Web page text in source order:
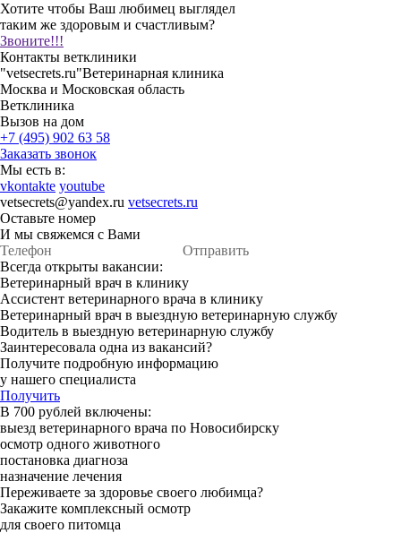
Хотите чтобы Ваш любимец выглядел
таким же здоровым и счастливым?
Звоните!!!
Контакты ветклиники
"vetsecrets.ru"Ветеринарная клиника
Москва и Московская область
Ветклиника
Вызов на дом
+7 (495) 902 63 58
Заказать звонок
Мы есть в:
vkontakte youtube
vetsecrets@yandex.ru vetsecrets.ru
Оставьте номер
И мы свяжемся с Вами
Отправить
Всегда открыты вакансии:
Ветеринарный врач в клинику
Ассистент ветеринарного врача в клинику
Ветеринарный врач в выездную ветеринарную службу
Водитель в выездную ветеринарную службу
Заинтересовала одна из вакансий?
Получите подробную информацию
у нашего специалиста
Получить
В 700 рублей включены:
выезд ветеринарного врача по Новосибирску
осмотр одного животного
постановка диагноза
назначение лечения
Переживаете за здоровье своего любимца?
Закажите комплексный осмотр
для своего питомца